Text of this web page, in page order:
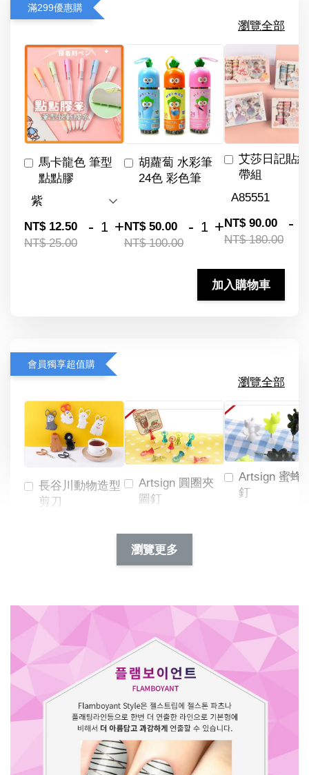
滿299優惠購
瀏覽全部
馬卡龍色 筆型
點點膠
NT$ 12.50
NT$ 25.00
- +
胡蘿蔔 水彩筆
24色 彩色筆
NT$ 50.00
NT$ 100.00
- +
艾莎日記貼
帶組
NT$ 90.00
NT$ 180.00
-
加入購物車
會員獨享超值購
瀏覽全部
長谷川動物造型
剪刀
Artsign 圓圈夾
圖釘
NT$ 19.00
NT$ 66.00
Artsign 蜜蜂
釘
加入購物車
瀏覽更多